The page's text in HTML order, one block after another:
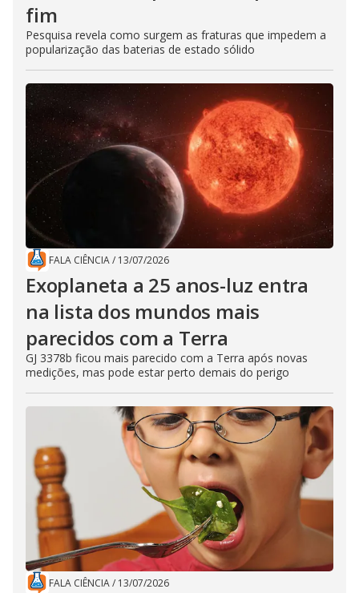
fim
Pesquisa revela como surgem as fraturas que impedem a
popularização das baterias de estado sólido
FALA CIÊNCIA/ 13/07/2026
Exoplaneta a 25 anos-luz entra
na lista dos mundos mais
parecidos com a Terra
GJ 3378b ficou mais parecido com a Terra após novas
medições, mas pode estar perto demais do perigo
FALA CIÊNCIA/ 13/07/2026